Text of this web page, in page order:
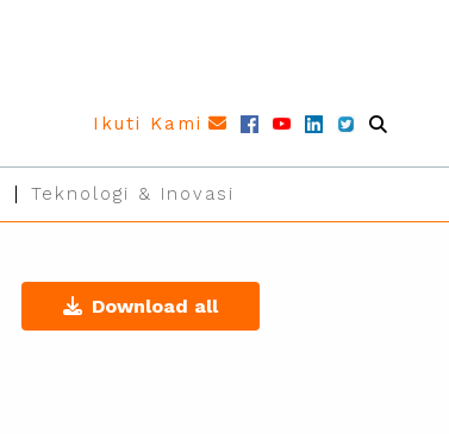
Ikuti Kami
Teknologi & Inovasi
Download all